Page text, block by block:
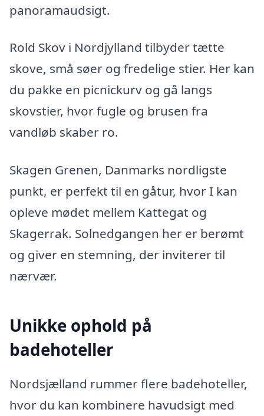
panoramaudsigt.
Rold Skov i Nordjylland tilbyder tætte
skove, små søer og fredelige stier. Her kan
du pakke en picnickurv og gå langs
skovstier, hvor fugle og brusen fra
vandløb skaber ro.
Skagen Grenen, Danmarks nordligste
punkt, er perfekt til en gåtur, hvor I kan
opleve mødet mellem Kattegat og
Skagerrak. Solnedgangen her er berømt
og giver en stemning, der inviterer til
nærvær.
Unikke ophold på
badehoteller
Nordsjælland rummer flere badehoteller,
hvor du kan kombinere havudsigt med